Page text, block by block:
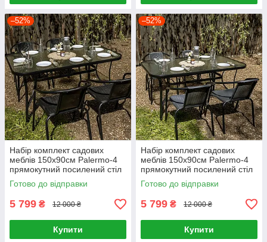
–52%
Набір комплект садових
меблів 150x90см Palermo-4
прямокутний посилений стіл
та 4 стільці з ротанга для
саду Чорний
Готово до відправки
5 799 ₴ 12 000 ₴
Купити
–52%
Набір комплект садових
меблів 150x90см Palermo-4
прямокутний посилений стіл
та 4 стільці з ротанга для
саду Сірий
Готово до відправки
5 799 ₴ 12 000 ₴
Купити